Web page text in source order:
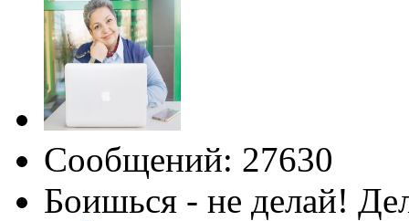
Сообщений: 27630
Боишься - не делай!